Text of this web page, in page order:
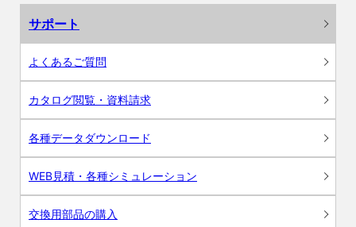
サポート
よくあるご質問
カタログ閲覧・資料請求
各種データダウンロード
WEB見積・各種シミュレーション
交換用部品の購入